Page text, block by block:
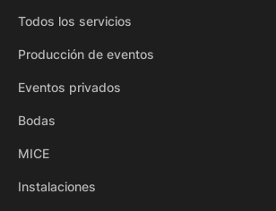
Todos los servicios
Producción de eventos
Eventos privados
Bodas
MICE
Instalaciones